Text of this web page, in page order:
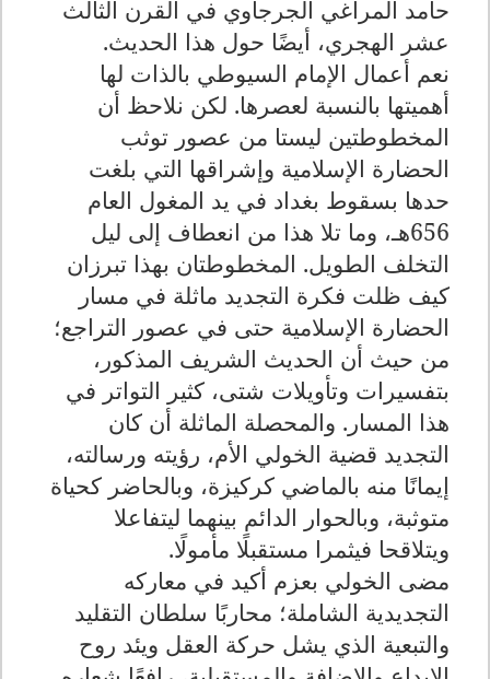
حامد المراغي الجرجاوي في القرن الثالث
عشر الهجري، أيضًا حول هذا الحديث.
نعم أعمال الإمام السيوطي بالذات لها
أهميتها بالنسبة لعصرها. لكن نلاحظ أن
المخطوطتين ليستا من عصور توثب
الحضارة الإسلامية وإشراقها التي بلغت
حدها بسقوط بغداد في يد المغول العام
656هـ، وما تلا هذا من انعطاف إلى ليل
التخلف الطويل. المخطوطتان بهذا تبرزان
كيف ظلت فكرة التجديد ماثلة في مسار
الحضارة الإسلامية حتى في عصور التراجع؛
من حيث أن الحديث الشريف المذكور،
بتفسيرات وتأويلات شتى، كثير التواتر في
هذا المسار. والمحصلة الماثلة أن كان
التجديد قضية الخولي الأم، رؤيته ورسالته،
إيمانًا منه بالماضي كركيزة، وبالحاضر كحياة
متوثبة، وبالحوار الدائم بينهما ليتفاعلا
ويتلاقحا فيثمرا مستقبلًا مأمولًا.
مضى الخولي بعزم أكيد في معاركه
التجديدية الشاملة؛ محاربًا سلطان التقليد
والتبعية الذي يشل حركة العقل ويئد روح